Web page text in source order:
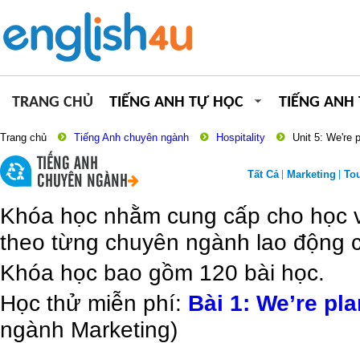
TRANG CHỦ TIẾNG ANH TỰ HỌC TIẾNG ANH
Trang chủ Tiếng Anh chuyên ngành Hospitality Unit 5: We're
TIẾNG ANH
CHUYÊN NGÀNH
Tất Cả Marketing
Khóa học nhằm cung cấp cho
theo từng chuyên ngành lao động
Khóa học bao gồm 120 bài học.
Học thử miễn phí: Bài 1: We’re
ngành Marketing)